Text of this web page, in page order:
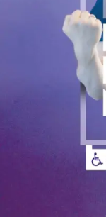
ταλαντούχων
του έργου με
κοστούμια
φαντασμαγορικό
μουσικές, 3D
κιν/φικές
Οι προβολές και